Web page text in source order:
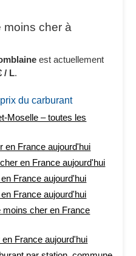
moins cher à
est actuellement
/ L.
du carburant
Moselle – toutes les
en France aujourd'hui
en France aujourd'hui
France aujourd'hui
France aujourd'hui
moins cher en France
France aujourd'hui